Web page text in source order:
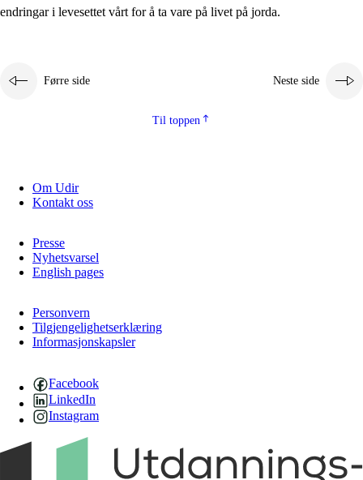
1.5 Respekt for naturen og miljøbevisstheit
endringar i levesettet vårt for å ta vare på livet på jorda.
Førre side Neste side
Til toppen
Om Udir
Kontakt oss
Presse
Nyhetsvarsel
English pages
Personvern
Tilgjengelighetserklæring
Informasjonskapsler
Facebook
LinkedIn
Instagram